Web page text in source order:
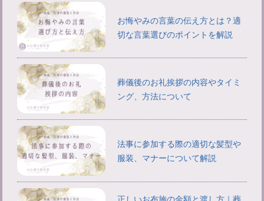
お悔やみの言葉の伝え方とは？適
切な言葉選びのポイントを解説
葬儀後のお礼挨拶の内容やタイミ
ング、方法について
法事に参加する際の適切な髪型や
服装、マナーについて解説
正しいお布施の金額と渡し方｜葬